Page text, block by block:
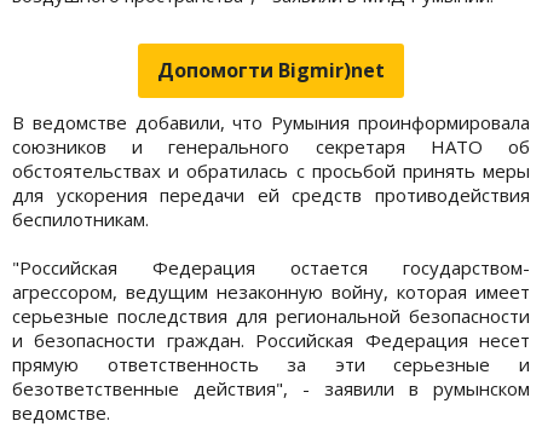
Допомогти Bigmir)net
В ведомстве добавили, что Румыния проинформировала
союзников и генерального секретаря НАТО об
обстоятельствах и обратилась с просьбой принять меры
для ускорения передачи ей средств противодействия
беспилотникам.
"Российская Федерация остается государством-
агрессором, ведущим незаконную войну, которая имеет
серьезные последствия для региональной безопасности
и безопасности граждан. Российская Федерация несет
прямую ответственность за эти серьезные и
безответственные действия", - заявили в румынском
ведомстве.